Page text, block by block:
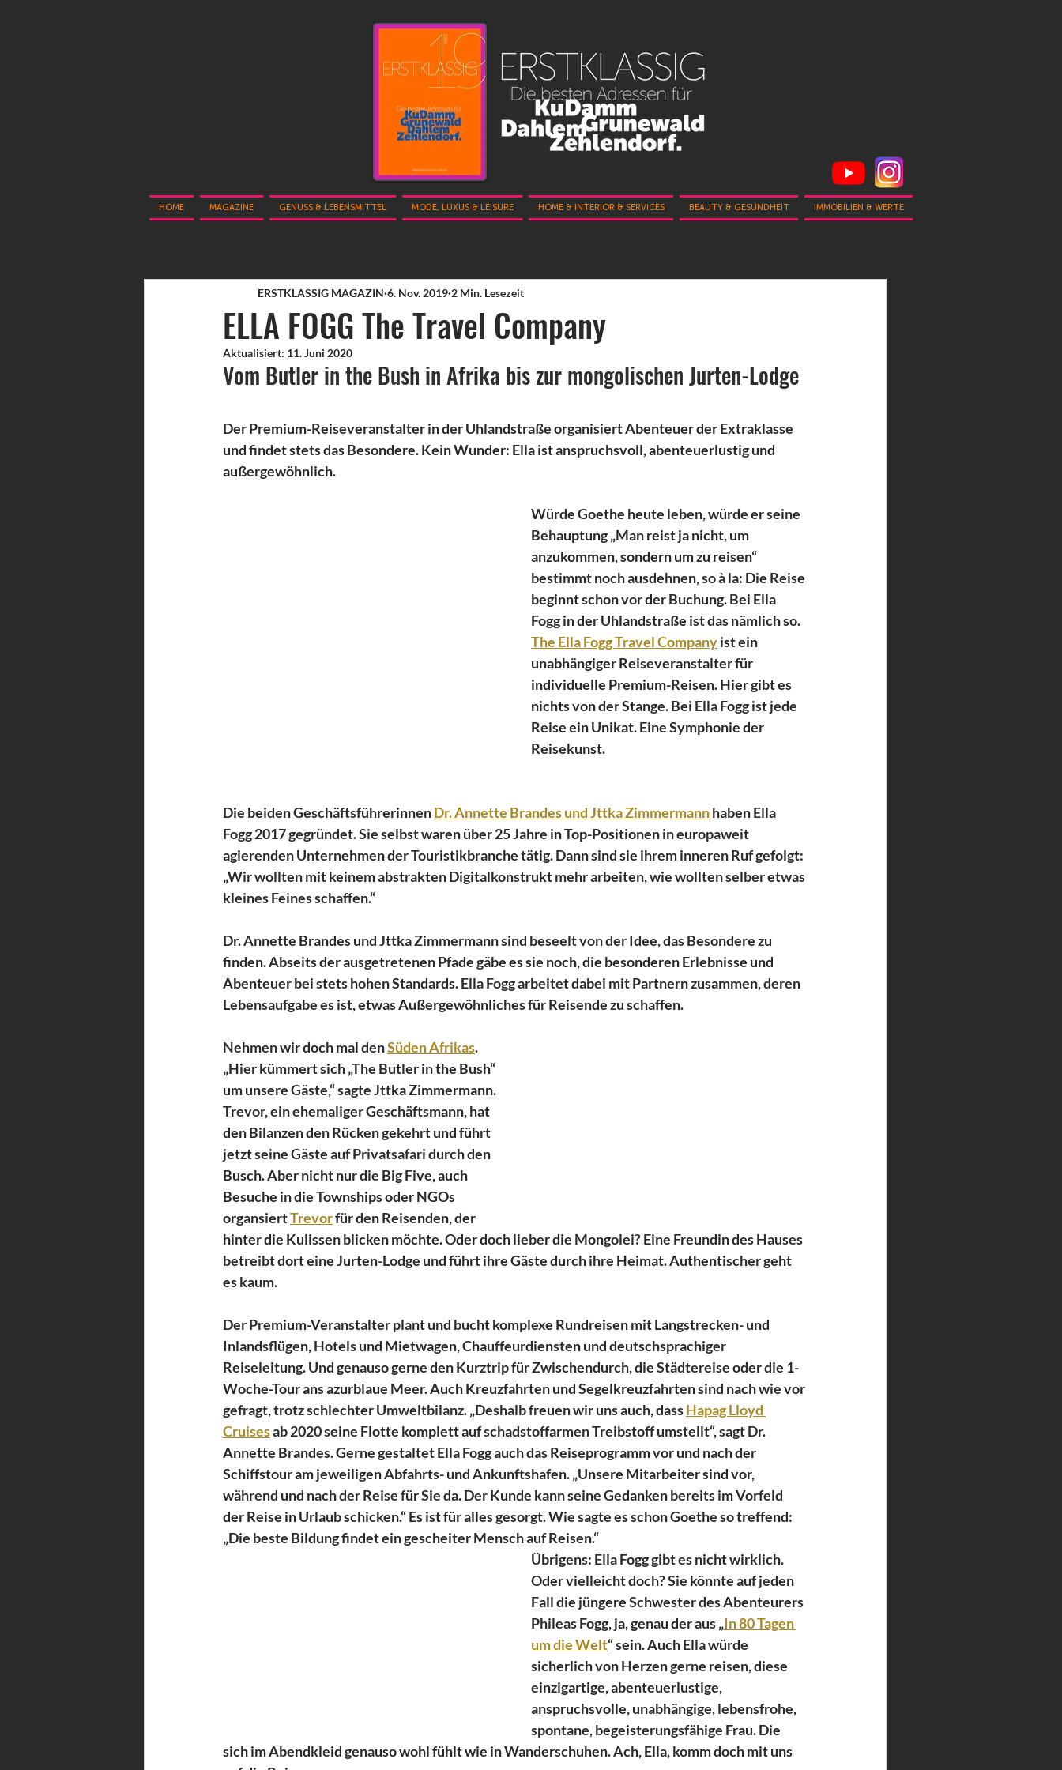
HOME MAGAZINE GENUSS & LEBENSMITTEL MODE, LUXUS & LEISURE HOME & INTERIOR & SERVICES BEAUTY & GESUNDHEIT IMMOBILIEN & WERTE
ELLA FOGG The Travel Company
ERSTKLASSIG MAGAZIN 6. Nov. 2019 2 Min. Lesezeit
Aktualisiert: 11. Juni 2020
Vom Butler in the Bush in Afrika bis zur mongolischen Jurten-Lodge
Der Premium-Reiseveranstalter in der Uhlandstraße organisiert Abenteuer der Extraklasse
und findet stets das Besondere. Kein Wunder: Ella ist anspruchsvoll, abenteuerlustig und
außergewöhnlich.
Würde Goethe heute leben, würde er seine
Behauptung „Man reist ja nicht, um
anzukommen, sondern um zu reisen“
bestimmt noch ausdehnen, so à la: Die Reise
beginnt schon vor der Buchung. Bei Ella
Fogg in der Uhlandstraße ist das nämlich so.
The Ella Fogg Travel Company ist ein
unabhängiger Reiseveranstalter für
individuelle Premium-Reisen. Hier gibt es
nichts von der Stange. Bei Ella Fogg ist jede
Reise ein Unikat. Eine Symphonie der
Reisekunst.
Die beiden Geschäftsführerinnen Dr. Annette Brandes und Jttka Zimmermann haben Ella
Fogg 2017 gegründet. Sie selbst waren über 25 Jahre in Top-Positionen in europaweit
agierenden Unternehmen der Touristikbranche tätig. Dann sind sie ihrem inneren Ruf gefolgt:
„Wir wollten mit keinem abstrakten Digitalkonstrukt mehr arbeiten, wie wollten selber etwas
kleines Feines schaffen.“
Dr. Annette Brandes und Jttka Zimmermann sind beseelt von der Idee, das Besondere zu
finden. Abseits der ausgetretenen Pfade gäbe es sie noch, die besonderen Erlebnisse und
Abenteuer bei stets hohen Standards. Ella Fogg arbeitet dabei mit Partnern zusammen, deren
Lebensaufgabe es ist, etwas Außergewöhnliches für Reisende zu schaffen.
Nehmen wir doch mal den Süden Afrikas.
„Hier kümmert sich „The Butler in the Bush“
um unsere Gäste,“ sagte Jttka Zimmermann.
Trevor, ein ehemaliger Geschäftsmann, hat
den Bilanzen den Rücken gekehrt und führt
jetzt seine Gäste auf Privatsafari durch den
Busch. Aber nicht nur die Big Five, auch
Besuche in die Townships oder NGOs
organsiert Trevor für den Reisenden, der
hinter die Kulissen blicken möchte. Oder doch lieber die Mongolei? Eine Freundin des Hauses
betreibt dort eine Jurten-Lodge und führt ihre Gäste durch ihre Heimat. Authentischer geht
es kaum.
Der Premium-Veranstalter plant und bucht komplexe Rundreisen mit Langstrecken- und
Inlandsflügen, Hotels und Mietwagen, Chauffeurdiensten und deutschsprachiger
Reiseleitung. Und genauso gerne den Kurztrip für Zwischendurch, die Städtereise oder die 1-
Woche-Tour ans azurblaue Meer. Auch Kreuzfahrten und Segelkreuzfahrten sind nach wie vor
gefragt, trotz schlechter Umweltbilanz. „Deshalb freuen wir uns auch, dass Hapag Lloyd
Cruises ab 2020 seine Flotte komplett auf schadstoffarmen Treibstoff umstellt“, sagt Dr.
Annette Brandes. Gerne gestaltet Ella Fogg auch das Reiseprogramm vor und nach der
Schiffstour am jeweiligen Abfahrts- und Ankunftshafen. „Unsere Mitarbeiter sind vor,
während und nach der Reise für Sie da. Der Kunde kann seine Gedanken bereits im Vorfeld
der Reise in Urlaub schicken.“ Es ist für alles gesorgt. Wie sagte es schon Goethe so treffend:
„Die beste Bildung findet ein gescheiter Mensch auf Reisen.“
Übrigens: Ella Fogg gibt es nicht wirklich.
Oder vielleicht doch? Sie könnte auf jeden
Fall die jüngere Schwester des Abenteurers
Phileas Fogg, ja, genau der aus „In 80 Tagen
um die Welt“ sein. Auch Ella würde
sicherlich von Herzen gerne reisen, diese
einzigartige, abenteuerlustige,
anspruchsvolle, unabhängige, lebensfrohe,
spontane, begeisterungsfähige Frau. Die
sich im Abendkleid genauso wohl fühlt wie in Wanderschuhen. Ach, Ella, komm doch mit uns